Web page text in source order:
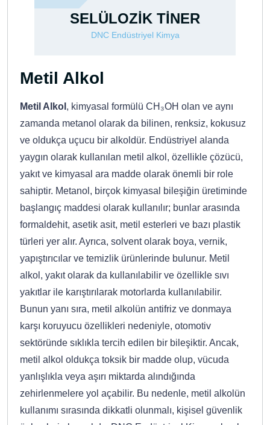
SELÜLOZİK TİNER
DNC Endüstriyel Kimya
Metil Alkol
Metil Alkol , kimyasal formülü CH₃OH olan ve aynı
zamanda metanol olarak da bilinen, renksiz, kokusuz
ve oldukça uçucu bir alkoldür. Endüstriyel alanda
yaygın olarak kullanılan metil alkol, özellikle çözücü,
yakıt ve kimyasal ara madde olarak önemli bir role
sahiptir. Metanol, birçok kimyasal bileşiğin üretiminde
başlangıç maddesi olarak kullanılır; bunlar arasında
formaldehit, asetik asit, metil esterleri ve bazı plastik
türleri yer alır. Ayrıca, solvent olarak boya, vernik,
yapıştırıcılar ve temizlik ürünlerinde bulunur. Metil
alkol, yakıt olarak da kullanılabilir ve özellikle sıvı
yakıtlar ile karıştırılarak motorlarda kullanılabilir.
Bunun yanı sıra, metil alkolün antifriz ve donmaya
karşı koruyucu özellikleri nedeniyle, otomotiv
sektöründe sıklıkla tercih edilen bir bileşiktir. Ancak,
metil alkol oldukça toksik bir madde olup, vücuda
yanlışlıkla veya aşırı miktarda alındığında
zehirlenmelere yol açabilir. Bu nedenle, metil alkolün
kullanımı sırasında dikkatli olunmalı, kişisel güvenlik